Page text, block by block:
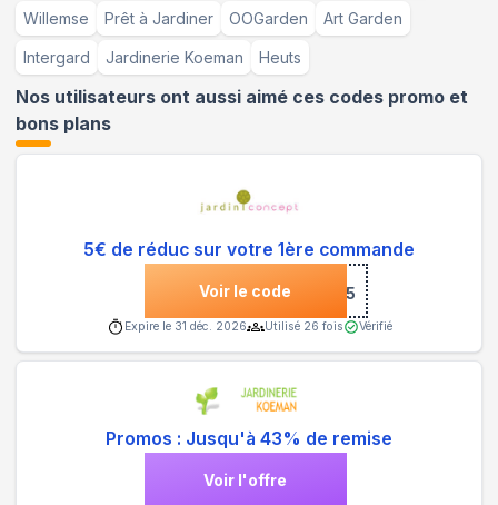
Willemse Prêt à Jardiner OOGarden Art Garden
Intergard Jardinerie Koeman Heuts
Nos utilisateurs ont aussi aimé ces codes promo et
bons plans
5€ de réduc sur votre 1ère commande
Voir le code***NVENUE5
Expire le 31 déc. 2026 Utilisé 26 fois Vérifié
Promos : Jusqu'à 43% de remise
Voir l'offre